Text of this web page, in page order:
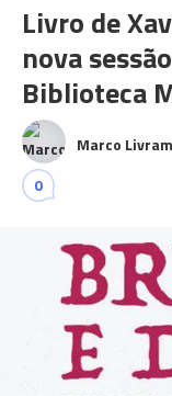
Livro de
nova
Biblioteca
Marco
0